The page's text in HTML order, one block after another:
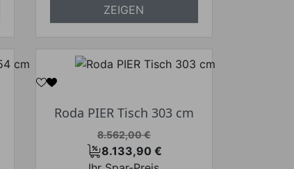
ZEIGEN
Roda PIER Tisch 303 cm
Verkaufspreis
8.562,00 €
Preis
8.133,90 €